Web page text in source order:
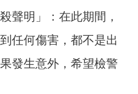
聲明」：在此期間，
任何傷害，都不是出
發生意外，希望檢警